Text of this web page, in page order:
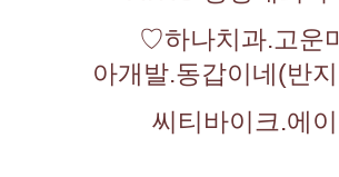
♡하나치과.고운마
아개발.동갑이네(반
씨티바이크.에이